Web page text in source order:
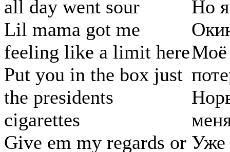
all day went sour
Lil mama got me
feeling like a limit here
Put you in the box just
the presidents
cigarettes
Give em my regards or
Но
Моё
Уже